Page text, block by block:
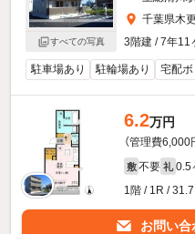
すべての写真
千葉県木
3階建 / 7年11
駐車場あり 駐輪場あり 宅配
6.2万円
（管理費6,000
敷 不要 礼 0.5
1階 / 1R /
お問い合